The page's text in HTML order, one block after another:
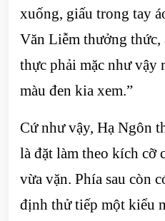
xuống, giấu trong tay
Văn Liễm thưởng thức,
thực phải mặc như vậy
màu đen kia xem.”
Cứ như vậy, Hạ Ngôn
là đặt làm theo kích cỡ
vừa vặn. Phía sau còn
định thử tiếp một kiểu